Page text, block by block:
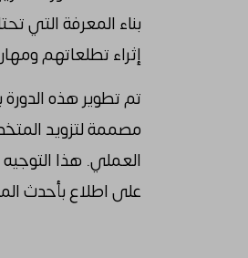
بناء المعرفة التي
إثراء تطلعاتهم
تم تطوير هذه
مصممة لتزويد
العملي. هذا التوجيه
على اطلاع بأحدث